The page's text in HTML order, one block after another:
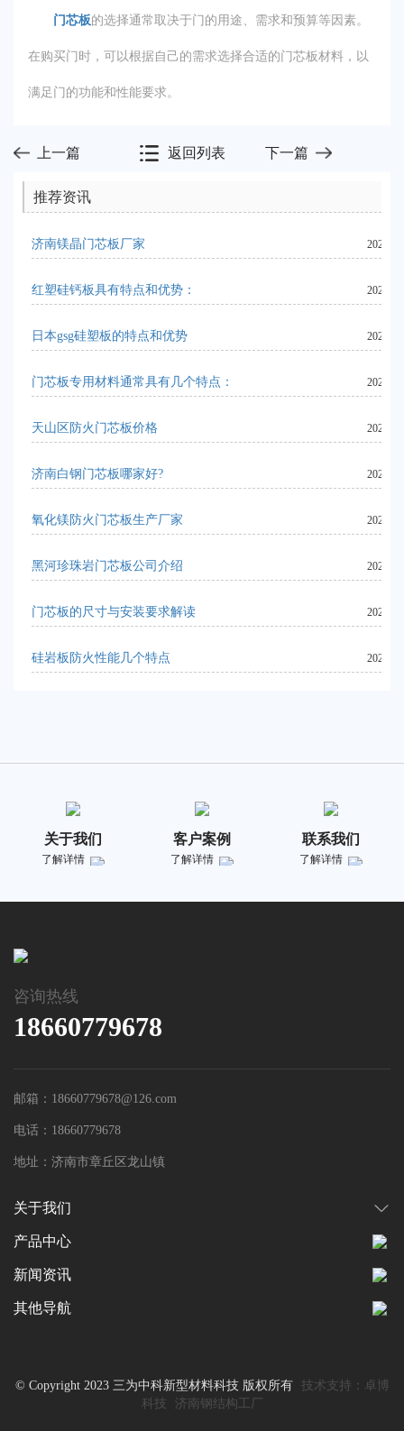
门芯板的选择通常取决于门的用途、需求和预算等因素。
在购买门时，可以根据自己的需求选择合适的门芯板材料，以
满足门的功能和性能要求。
上一篇 返回列表 下一篇
推荐资讯
济南镁晶门芯板厂家 2023-
红塑硅钙板具有特点和优势： 2023-
日本gsg硅塑板的特点和优势 2023-
门芯板专用材料通常具有几个特点： 2023-
天山区防火门芯板价格 2024-
济南白钢门芯板哪家好? 2023-
氧化镁防火门芯板生产厂家 2024-
黑河珍珠岩门芯板公司介绍 2024-
门芯板的尺寸与安装要求解读 2024-
硅岩板防火性能几个特点 2023-
关于我们
了解详情
客户案例
了解详情
联系我们
了解详情
关于我们
产品中心
新闻资讯
其他导航
© Copyright 2023 三为中科新型材料科技 版权所有 技术支持：卓博
科技
济南钢结构工厂
咨询热线
18660779678
邮箱：18660779678@126.com
电话：18660779678
地址：济南市章丘区龙山镇